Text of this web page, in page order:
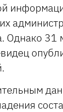
Однако 31